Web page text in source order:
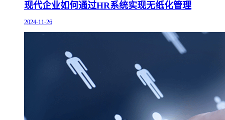
现代企业如何通过HR系统实现无纸化管理
2024-11-26